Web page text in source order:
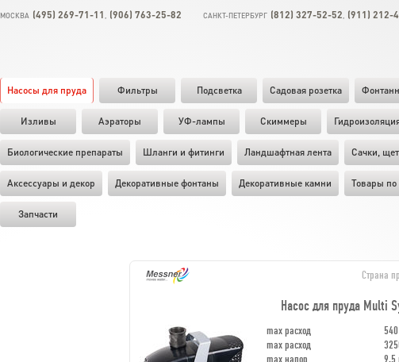
МОСКВА (495) 269-71-11 (906) 763-25-82 САНКТ-ПЕТЕРБУРГ (812) 327-52-52 (911) 212-
Насосы для пруда Фильтры Подсветка Садовая розетка
Изливы Аэраторы УФ-лампы Скиммеры
Биологические препараты Шланги и фитинги Ландшафтная лента Cачки,
Аксессуары и декор Декоративные фонтаны Декоративные камни Товары по
Запчасти
Страна
Насос для пруда Multi
max расход
max расход
max напор
9,5